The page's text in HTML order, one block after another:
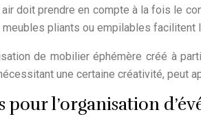
doit prendre en compte à la fois le
pliants ou empilables
de mobilier éphémère créé à
une certaine créativité,
l’organisation